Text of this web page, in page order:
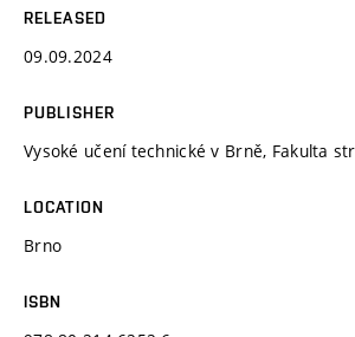
RELEASED
09.09.2024
PUBLISHER
Vysoké učení technické v Brně, Fakulta
LOCATION
Brno
ISBN